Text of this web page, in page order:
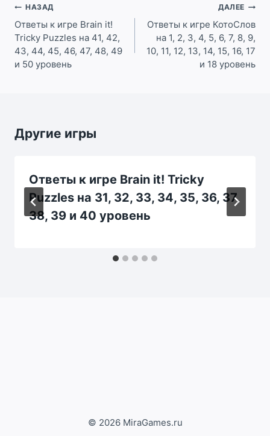
Навигация
по
записям
НАЗАД
Ответы к игре Brain it!
Tricky Puzzles на 41, 42,
43, 44, 45, 46, 47, 48, 49
и 50 уровень
ДАЛЕЕ
Ответы к игре КотоСлов
на 1, 2, 3, 4, 5, 6, 7, 8, 9,
10, 11, 12, 13, 14, 15, 16, 17
и 18 уровень
Другие игры
Ответы к игре Brain it! Tricky
Puzzles на 31, 32, 33, 34, 35, 36, 37,
38, 39 и 40 уровень
© 2026 MiraGames.ru